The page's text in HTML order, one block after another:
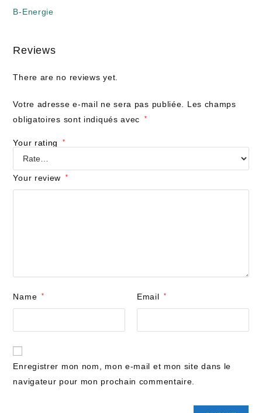
B-Energie
Reviews
There are no reviews yet.
Votre adresse e-mail ne sera pas publiée.
Les champs
obligatoires sont indiqués avec
*
Your rating *
Your review *
Name * Email *
Enregistrer mon nom, mon e-mail et mon site dans le
navigateur pour mon prochain commentaire.